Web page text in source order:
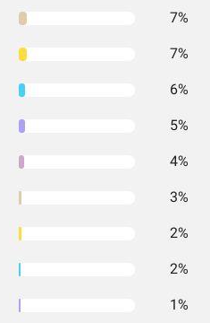
7%
7%
6%
5%
4%
3%
2%
2%
1%